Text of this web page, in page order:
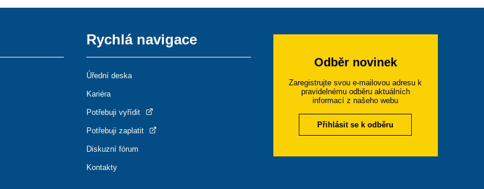
Rychlá navigace
Úřední deska
Kariéra
Potřebuji vyřídit
Potřebuji zaplatit
Diskuzní fórum
Kontakty
Odběr novinek
Zaregistrujte svou e-mailovou adresu k
pravidelnému odběru aktuálních
informací z našeho webu
Přihlásit se k odběru